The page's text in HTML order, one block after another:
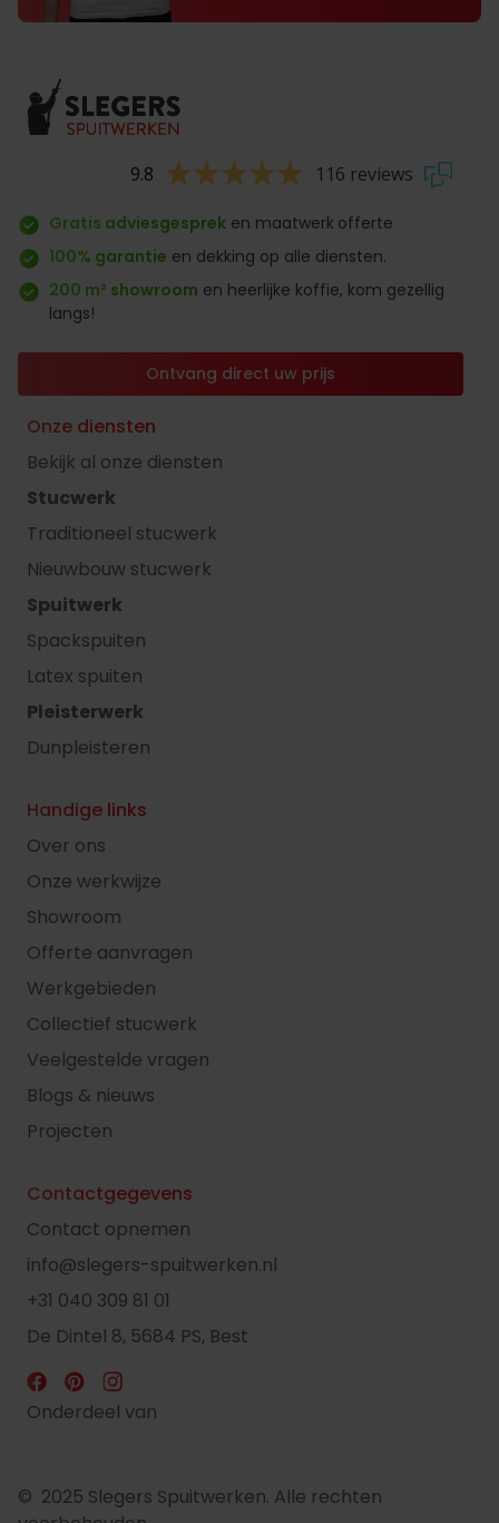
9.8 116 reviews
Gratis adviesgesprek en maatwerk offerte
100% garantie en dekking op alle diensten.
200 m² showroom en heerlijke koffie, kom gezellig
langs!
Ontvang direct uw prijs
Onze diensten
Bekijk al onze diensten
Stucwerk
Traditioneel stucwerk
Nieuwbouw stucwerk
Spuitwerk
Spackspuiten
Latex spuiten
Pleisterwerk
Dunpleisteren
Handige links
Over ons
Onze werkwijze
Showroom
Offerte aanvragen
Werkgebieden
Collectief stucwerk
Veelgestelde vragen
Blogs & nieuws
Projecten
Contactgegevens
Contact opnemen
info@slegers-spuitwerken.nl
+31 040 309 81 01
De Dintel 8, 5684 PS, Best
Onderdeel van
© 2025 Slegers Spuitwerken. Alle rechten